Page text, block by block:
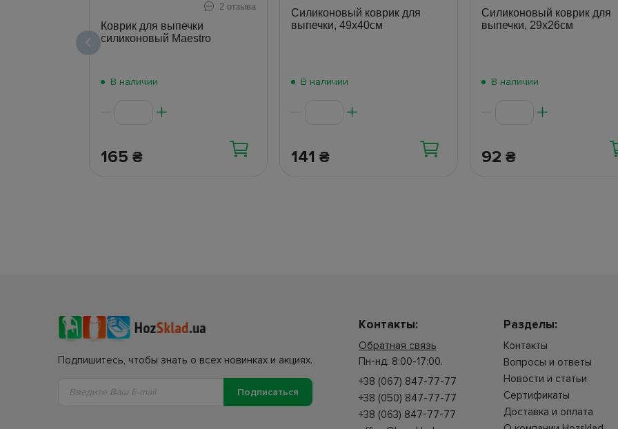
2 отзыва
Коврик для выпечки
силиконовый Maestro
В наличии
165 ₴
Силиконовый коврик для
выпечки, 49х40см
В наличии
141 ₴
Силиконовый коврик для
выпечки, 29х26см
В наличии
92 ₴
Подпишитесь, чтобы знать о всех новинках и акциях.
Подписаться
Контакты:
Обратная связь
Пн-нд: 8:00-17:00.
+38 (067) 847-77-77
+38 (050) 847-77-77
+38 (063) 847-77-77
Разделы:
Контакты
Вопросы и ответы
Новости и статьи
Сертификаты
Доставка и оплата